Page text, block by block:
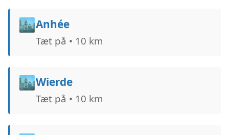
🏙️Anhée
Tæt på • 10 km
🏙️Wierde
Tæt på • 10 km